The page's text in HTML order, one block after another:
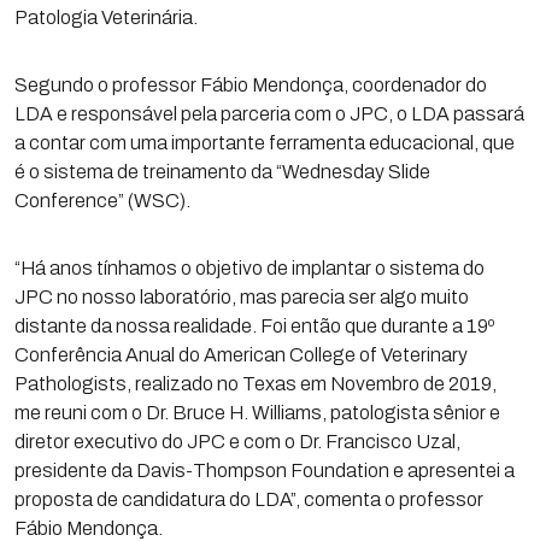
Patologia Veterinária.
Segundo o professor Fábio Mendonça, coordenador do
LDA e responsável pela parceria com o JPC, o LDA passará
a contar com uma importante ferramenta educacional, que
é o sistema de treinamento da “Wednesday Slide
Conference” (WSC).
“Há anos tínhamos o objetivo de implantar o sistema do
JPC no nosso laboratório, mas parecia ser algo muito
distante da nossa realidade. Foi então que durante a 19º
Conferência Anual do American College of Veterinary
Pathologists, realizado no Texas em Novembro de 2019,
me reuni com o Dr. Bruce H. Williams, patologista sênior e
diretor executivo do JPC e com o Dr. Francisco Uzal,
presidente da Davis-Thompson Foundation e apresentei a
proposta de candidatura do LDA”, comenta o professor
Fábio Mendonça.